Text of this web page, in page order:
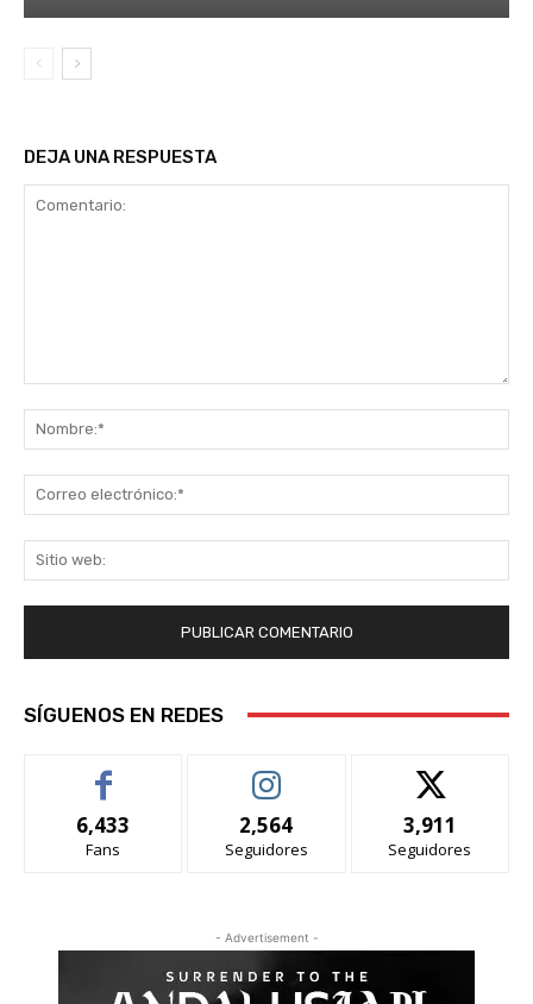
DEJA UNA RESPUESTA
SÍGUENOS EN REDES
6,433
Fans
2,564
Seguidores
3,911
Seguidores
- Advertisement -